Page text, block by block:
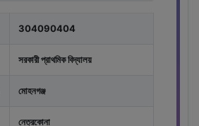
304090404
সরকারী প্রাথমিক বিদ্যালয়
মোহনগঞ্জ
নেত্রকোনা